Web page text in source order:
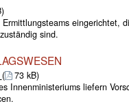
eingerichtet,
sind.
(
73 kB)
Innenministeriums liefern